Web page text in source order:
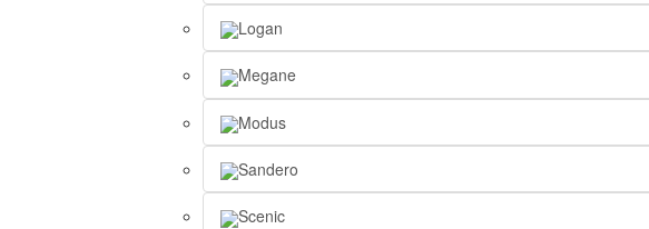
Logan
Megane
Modus
Sandero
Scenic